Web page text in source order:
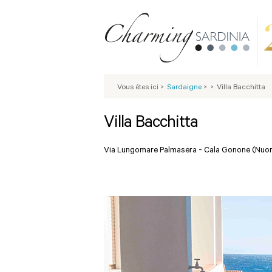
Vous êtes ici > Sardaigne > > Villa Bacchitta
Villa Bacchitta
Via Lungomare Palmasera - Cala Gonone